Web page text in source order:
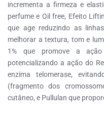
incrementa a firmeza e
perfume e Oil free, Efeito
que age reduzindo as
melhorar a textura, tom e
1% que promove a ação
potencializando a ação do
enzima telomerase,
(fragmento dos
cutâneo, e Pullulan que